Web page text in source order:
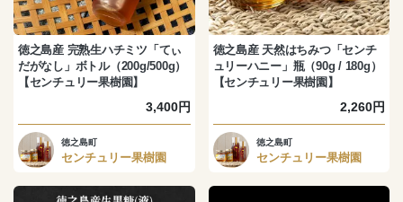
徳之島産 完熟生ハチミツ「てぃ
だがなし」ボトル（200g/500g）
【センチュリー果樹園】
3,400円
徳之島町
センチュリー果樹園
徳之島産 天然はちみつ「センチ
ュリーハニー」瓶（90g / 180g）
【センチュリー果樹園】
2,260円
徳之島町
センチュリー果樹園